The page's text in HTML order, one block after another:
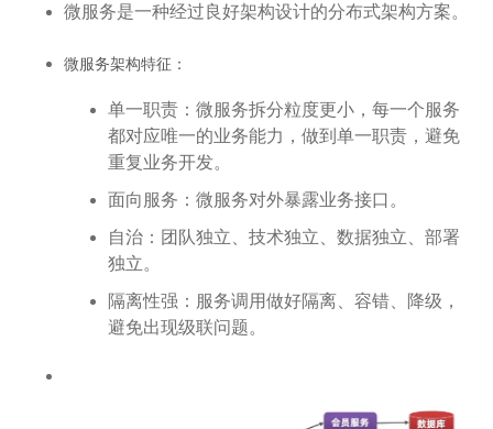
微服务是一种经过良好架构设计的分布式架构方案。
微服务架构特征：
单一职责：微服务拆分粒度更小，每一个服务
都对应唯一的业务能力，做到单一职责，避免
重复业务开发。
面向服务：微服务对外暴露业务接口。
自治：团队独立、技术独立、数据独立、部署
独立。
隔离性强：服务调用做好隔离、容错、降级，
避免出现级联问题。